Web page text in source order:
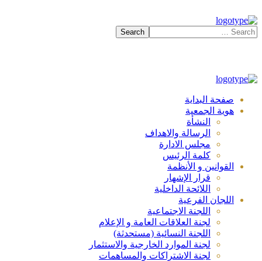
صفحة البداية
هوية الجمعية
النشأة
الرسالة والاهداف
مجلس الادارة
كلمة الرئيس
القوانين و الأنظمة
قرار الإشهار
اللائحة الداخلية
اللجان الفرعية
اللجنة الاجتماعية
لجنة العلاقات العامة و الإعلام
اللجنة النسائية (مستحدثة)
لجنة الموارد الخارجية والاستثمار
لجنة الاشتراكات والمساهمات